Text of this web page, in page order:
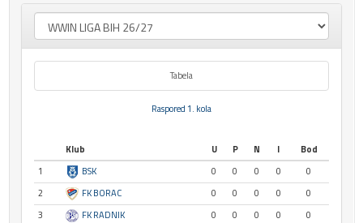
Tabela
Raspored 1. kola
Klub U P N I
Bod
1
BSK 0 0 0 0
0
2
FK BORAC 0 0 0 0
0
3
FK RADNIK 0 0 0 0
0